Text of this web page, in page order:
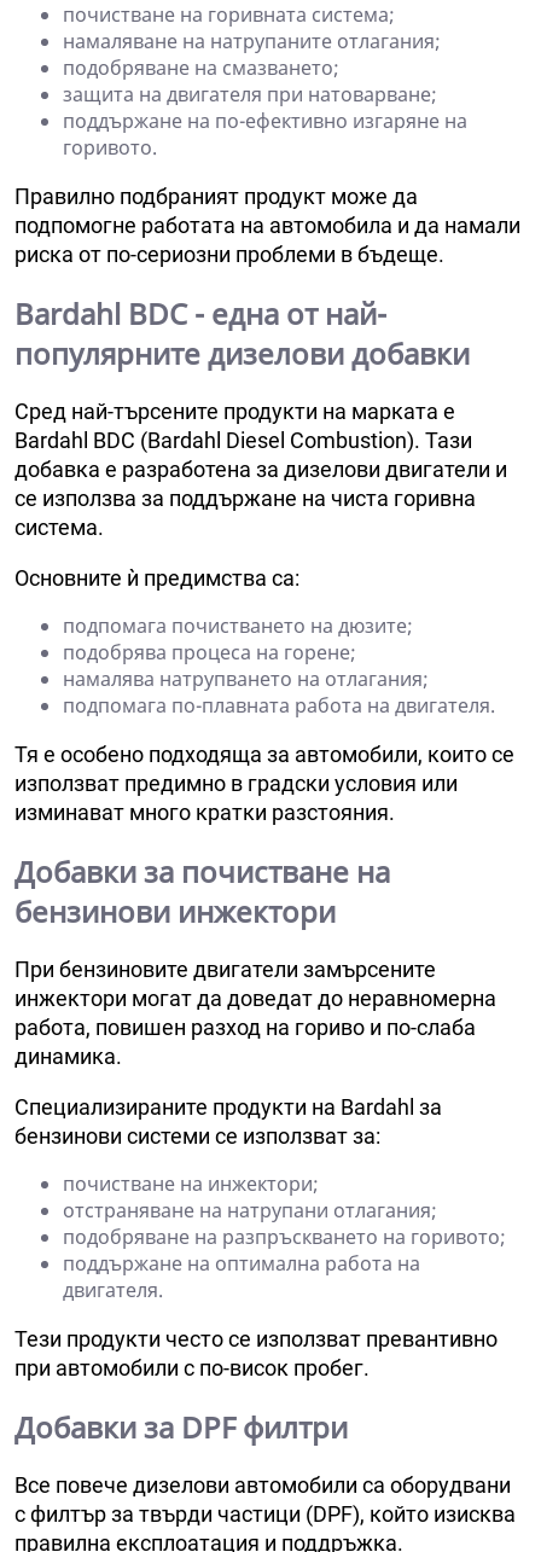
почистване на горивната система;
намаляване на натрупаните отлагания;
подобряване на смазването;
защита на двигателя при натоварване;
поддържане на по-ефективно изгаряне на
горивото.
Правилно подбраният продукт може да
подпомогне работата на автомобила и да намали
риска от по-сериозни проблеми в бъдеще.
Bardahl BDC - една от най-
популярните дизелови добавки
Сред най-търсените продукти на марката е
Bardahl BDC (Bardahl Diesel Combustion). Тази
добавка е разработена за дизелови двигатели и
се използва за поддържане на чиста горивна
система.
Основните ѝ предимства са:
подпомага почистването на дюзите;
подобрява процеса на горене;
намалява натрупването на отлагания;
подпомага по-плавната работа на двигателя.
Тя е особено подходяща за автомобили, които се
използват предимно в градски условия или
изминават много кратки разстояния.
Добавки за почистване на
бензинови инжектори
При бензиновите двигатели замърсените
инжектори могат да доведат до неравномерна
работа, повишен разход на гориво и по-слаба
динамика.
Специализираните продукти на Bardahl за
бензинови системи се използват за:
почистване на инжектори;
отстраняване на натрупани отлагания;
подобряване на разпръскването на горивото;
поддържане на оптимална работа на
двигателя.
Тези продукти често се използват превантивно
при автомобили с по-висок пробег.
Добавки за DPF филтри
Все повече дизелови автомобили са оборудвани
с филтър за твърди частици (DPF), който изисква
правилна експлоатация и поддръжка.